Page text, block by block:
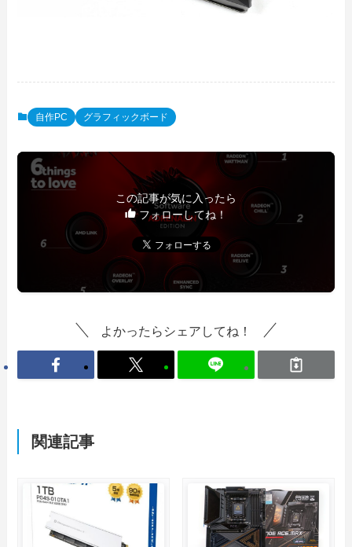
自作PC グラフィックボード
この記事が気に入ったら
フォローしてね！
よかったらシェアしてね！
関連記事